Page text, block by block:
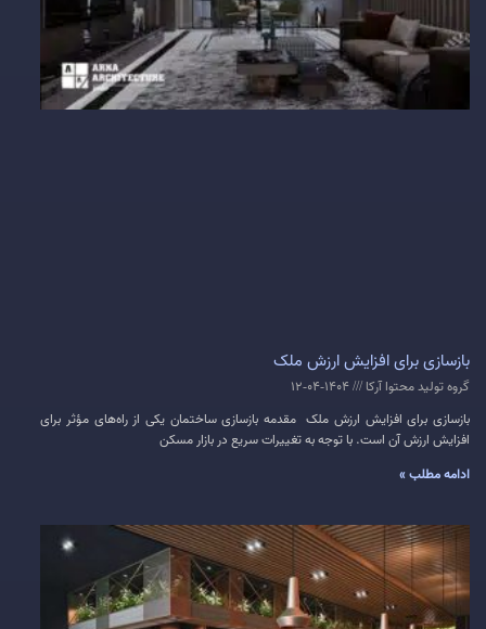
بازسازی برای افزایش ارزش ملک
گروه تولید محتوا آرکا
بازسازی برای افزایش ارزش ملک مقدمه بازسازی ساختمان یکی از راه‌های مؤثر برای
افزایش ارزش آن است. با توجه به تغییرات سریع در بازار مسکن
ادامه مطلب »